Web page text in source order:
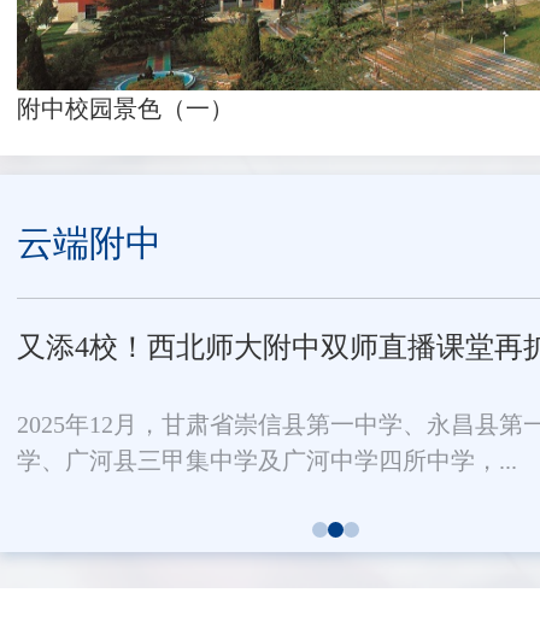
附中校园景色（一）
云端附中
又添4校！西北师大附中双师直播课堂再
2025年12月，甘肃省崇信县第一中学、永昌县第
学、广河县三甲集中学及广河中学四所中学，...